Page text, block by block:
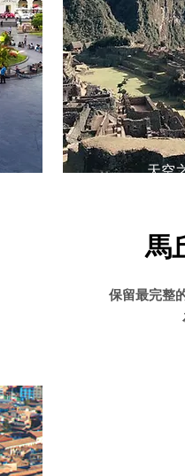
天空
馬
保留最​完整